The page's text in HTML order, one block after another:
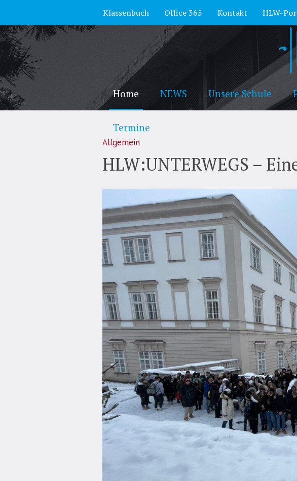
Klassenbuch Office 365 Kontakt HLW-
Home NEWS Unsere Schule
Termine
Allgemein
HLW:UNTERWEGS –